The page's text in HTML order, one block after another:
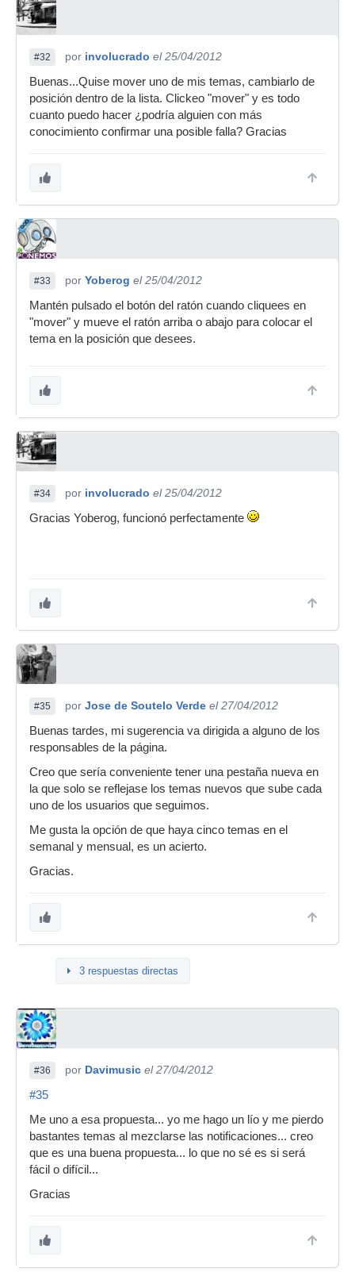
#32 por involucrado el 25/04/2012
Buenas...Quise mover uno de mis temas, cambiarlo de
posición dentro de la lista. Clickeo "mover" y es todo
cuanto puedo hacer ¿podría alguien con más
conocimiento confirmar una posible falla? Gracias
#33 por Yoberog el 25/04/2012
Mantén pulsado el botón del ratón cuando cliquees en
"mover" y mueve el ratón arriba o abajo para colocar el
tema en la posición que desees.
#34 por involucrado el 25/04/2012
Gracias Yoberog, funcionó perfectamente
#35 por Jose de Soutelo Verde el 27/04/2012
Buenas tardes, mi sugerencia va dirigida a alguno de los
responsables de la página.
Creo que sería conveniente tener una pestaña nueva en
la que solo se reflejase los temas nuevos que sube cada
uno de los usuarios que seguimos.
Me gusta la opción de que haya cinco temas en el
semanal y mensual, es un acierto.
Gracias.
3 respuestas directas
#36 por Davimusic el 27/04/2012
#35
Me uno a esa propuesta... yo me hago un lío y me pierdo
bastantes temas al mezclarse las notificaciones... creo
que es una buena propuesta... lo que no sé es si será
fácil o difícil...
Gracias